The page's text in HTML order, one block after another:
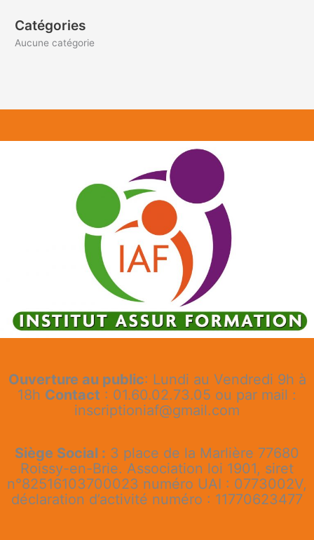
Catégories
Aucune catégorie
Ouverture au public: Lundi au Vendredi 9h à
18h Contact : 01.60.02.73.05 ou par mail :
inscriptioniaf@gmail.com
Siège Social : 3 place de la Marlière 77680
Roissy-en-Brie. Association loi 1901, siret
n°82516103700023 numéro UAI : 0773002V,
déclaration d’activité numéro : 11770623477